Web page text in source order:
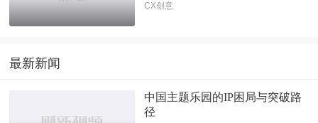
CX创意
最新新闻
中国主题乐园的IP困局与突破路
径